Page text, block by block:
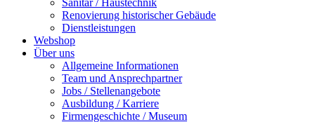
Sanitär / Haustechnik
Renovierung historischer Gebäude
Dienstleistungen
Webshop
Über uns
Allgemeine Informationen
Team und Ansprechpartner
Jobs / Stellenangebote
Ausbildung / Karriere
Firmengeschichte / Museum